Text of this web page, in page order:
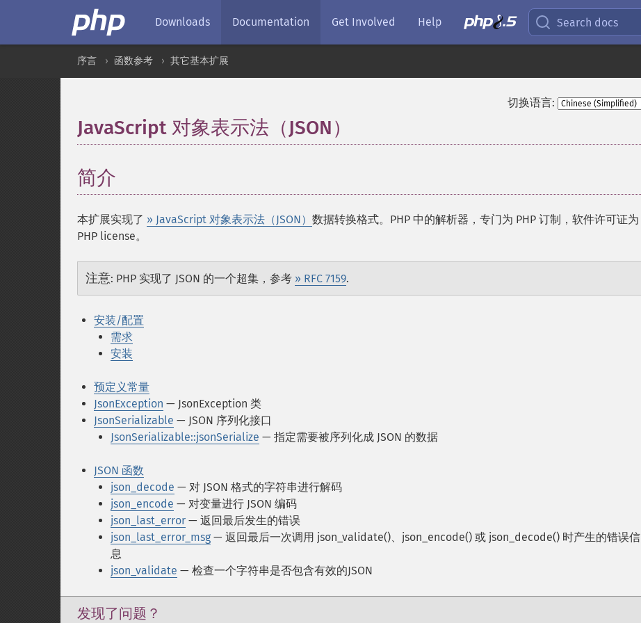
Downloads Documentation Get Involved Help Search docs
序言 函数参考 其它基本扩展
切换语言:
JavaScript 对象表示法（JSON）
简介
本扩展实现了 » JavaScript 对象表示法（JSON） 数据转换格式。PHP 中的解析器，专门为 PHP 订制，软件许可证为
PHP license。
注意: PHP 实现了 JSON 的一个超集，参考 » RFC 7159.
安装/配置
需求
安装
预定义常量
JsonException — JsonException 类
JsonSerializable — JSON 序列化接口
JsonSerializable::jsonSerialize — 指定需要被序列化成 JSON 的数据
JSON 函数
json_decode — 对 JSON 格式的字符串进行解码
json_encode — 对变量进行 JSON 编码
json_last_error — 返回最后发生的错误
json_last_error_msg — 返回最后一次调用 json_validate()、json_encode() 或 json_decode() 时产生的错误信
息
json_validate — 检查一个字符串是否包含有效的JSON
发现了问题？